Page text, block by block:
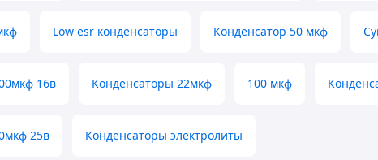
Low esr конденсаторы Конденсатор 50 мкф
16в Конденсаторы 22мкф 100 мкф
25в Конденсаторы электролиты